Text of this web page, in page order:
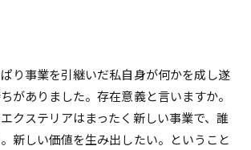
り事業を引継いだ私自身が何かを成し遂
がありました。存在意義と言いますか。
クステリアはまったく新しい事業で、誰
新しい価値を生み出したい。ということ